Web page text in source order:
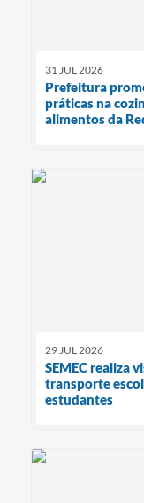
31 JUL 2026
Prefeitura
práticas na
alimentos da
29 JUL 2026
SEMEC realiza
transporte
estudantes